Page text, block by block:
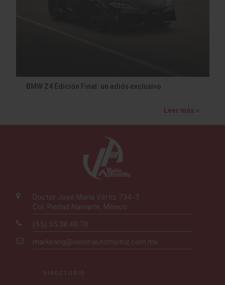
BMW Z4 Edición Final: un adiós exclusivo
Leer más »
Doctor José María Vértiz 734-3
Col. Piedad Narvarte, México
(55) 55.38.40.70
marketing@visionautomotriz.com.mx
DIRECTORIO